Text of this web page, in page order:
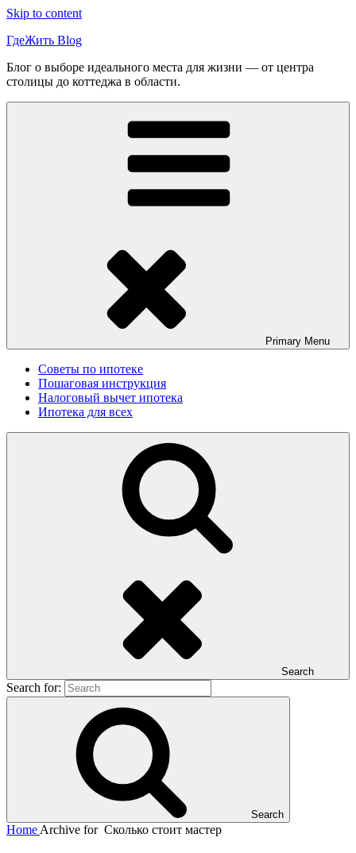
Skip to content
ГдеЖить Blog
Блог о выборе идеального места для жизни — от центра
столицы до коттеджа в области.
Primary Menu
Советы по ипотеке
Пошаговая инструкция
Налоговый вычет ипотека
Ипотека для всех
Search
Search for:
Search
Home Archive for Сколько стоит мастер